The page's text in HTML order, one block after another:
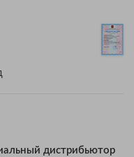
дистрибьютор